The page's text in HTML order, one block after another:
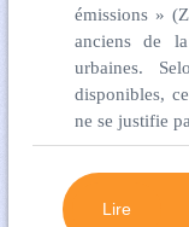
émissions »
anciens de
urbaines.
disponibles,
ne se justifie
Lire